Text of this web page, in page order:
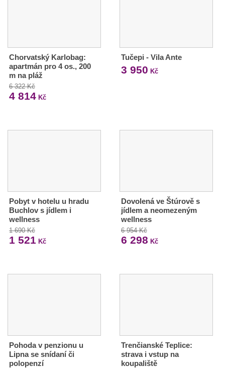
Chorvatský Karlobag:
apartmán pro 4 os., 200
m na pláž
6 322 Kč
4 814 Kč
Tučepi - Vila Ante
3 950 Kč
Pobyt v hotelu u hradu
Buchlov s jídlem i
wellness
1 690 Kč
1 521 Kč
Dovolená ve Štúrově s
jídlem a neomezeným
wellness
6 954 Kč
6 298 Kč
Pohoda v penzionu u
Lipna se snídaní či
polopenzí
Trenčianské Teplice:
strava i vstup na
koupaliště